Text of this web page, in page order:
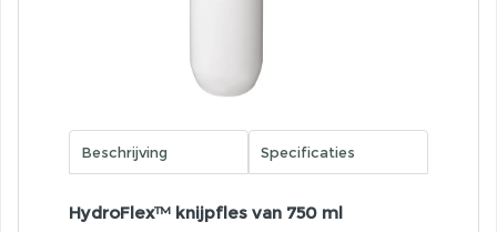
Beschrijving Specificaties
HydroFlex™ knijpfles van 750 ml